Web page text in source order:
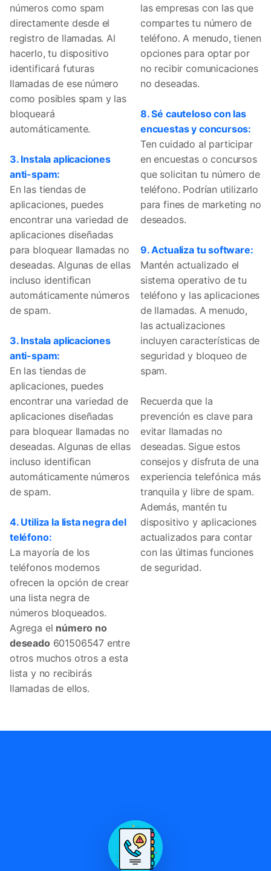
números como spam
directamente desde el
registro de llamadas. Al
hacerlo, tu dispositivo
identificará futuras
llamadas de ese número
como posibles spam y las
bloqueará
automáticamente.
3. Instala aplicaciones
anti-spam:
En las tiendas de
aplicaciones, puedes
encontrar una variedad de
aplicaciones diseñadas
para bloquear llamadas no
deseadas. Algunas de ellas
incluso identifican
automáticamente números
de spam.
3. Instala aplicaciones
anti-spam:
En las tiendas de
aplicaciones, puedes
encontrar una variedad de
aplicaciones diseñadas
para bloquear llamadas no
deseadas. Algunas de ellas
incluso identifican
automáticamente números
de spam.
4. Utiliza la lista negra del
teléfono:
La mayoría de los
teléfonos modernos
ofrecen la opción de crear
una lista negra de
números bloqueados.
Agrega el número no
deseado 601506547 entre
otros muchos otros a esta
lista y no recibirás
llamadas de ellos.
las empresas con las que
compartes tu número de
teléfono. A menudo, tienen
opciones para optar por
no recibir comunicaciones
no deseadas.
8. Sé cauteloso con las
encuestas y concursos:
Ten cuidado al participar
en encuestas o concursos
que solicitan tu número de
teléfono. Podrían utilizarlo
para fines de marketing no
deseados.
9. Actualiza tu software:
Mantén actualizado el
sistema operativo de tu
teléfono y las aplicaciones
de llamadas. A menudo,
las actualizaciones
incluyen características de
seguridad y bloqueo de
spam.
Recuerda que la
prevención es clave para
evitar llamadas no
deseadas. Sigue estos
consejos y disfruta de una
experiencia telefónica más
tranquila y libre de spam.
Además, mantén tu
dispositivo y aplicaciones
actualizados para contar
con las últimas funciones
de seguridad.